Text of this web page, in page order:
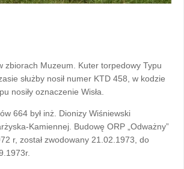
zbiorach Muzeum. Kuter torpedowy Typu
służby nosił numer KTD 458, w kodzie
nosiły oznaczenie Wisła.
664 był inż. Dionizy Wiśniewski
Kamiennej. Budowę ORP „Odważny”
r, został zwodowany 21.02.1973, do